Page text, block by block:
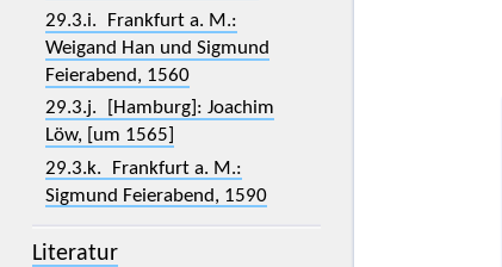
29.3.i. Frankfurt a. M.:
Weigand Han und Sigmund
Feierabend, 1560
29.3.j. [Hamburg]: Joachim
Löw, [um 1565]
29.3.k. Frankfurt a. M.:
Sigmund Feierabend, 1590
Literatur